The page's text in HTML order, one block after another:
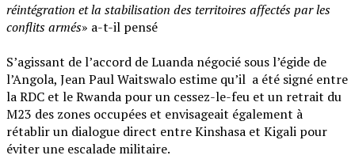
réintégration et la stabilisation des territoires affectés par les
conflits armés» a-t-il pensé
‎S’agissant de l’accord de Luanda négocié sous l’égide de
l’Angola, Jean Paul Waitswalo estime qu’il a été signé entre
la RDC et le Rwanda pour un cessez-le-feu et un retrait du
M23 des zones occupées et envisageait également à
rétablir un dialogue direct entre Kinshasa et Kigali pour
éviter une escalade militaire.